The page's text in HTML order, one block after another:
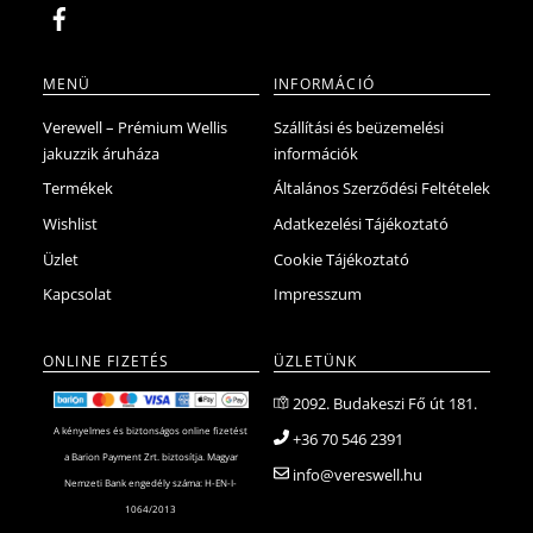
MENÜ
Verewell – Prémium Wellis
jakuzzik áruháza
Termékek
Wishlist
Üzlet
Kapcsolat
INFORMÁCIÓ
Szállítási és beüzemelési
információk
Általános Szerződési Feltételek
Adatkezelési Tájékoztató
Cookie Tájékoztató
Impresszum
ONLINE FIZETÉS
A kényelmes és biztonságos online fizetést
a Barion Payment Zrt. biztosítja. Magyar
Nemzeti Bank engedély száma: H-EN-I-
1064/2013
ÜZLETÜNK
2092. Budakeszi Fő út 181.
+36 70 546 2391
info@vereswell.hu